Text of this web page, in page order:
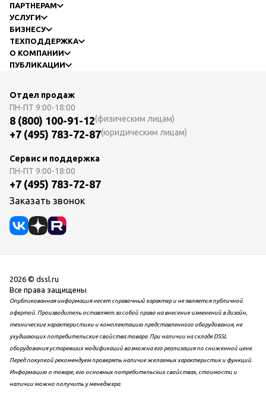
ПАРТНЕРАМ
УСЛУГИ
БИЗНЕСУ
ТЕХПОДДЕРЖКА
О КОМПАНИИ
ПУБЛИКАЦИИ
Отдел продаж
ПН-ПТ 9:00-18:00
8 (800) 100-91-12(физическим лицам)
+7 (495) 783-72-87(юридическим лицам)
Сервис и поддержка
ПН-ПТ 9:00-18:00
+7 (495) 783-72-87
Заказать звонок
2026 © dssl.ru
Все права защищены
Опубликованная информация несет справочный характер и не является публичной
офертой. Производитель оставляет за собой право на внесение изменений в дизайн,
технические характеристики и комплектацию представленного оборудования, не
ухудшающих потребительские свойства товара. При наличии на складе DSSL
оборудования устаревших модификаций возможна его реализация по сниженной цене.
Перед покупкой рекомендуем проверять наличие желаемых характеристик и функций.
Информацию о товаре, его основных потребительских свойствах, стоимости и
наличии можно получить у менеджера.